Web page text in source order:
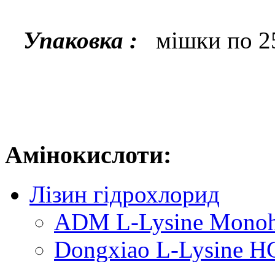
Упаковка : мішки по
Амінокислоти:
Лізин гідрохлорид
ADM L-Lysine
Dongxiao L-Lysine